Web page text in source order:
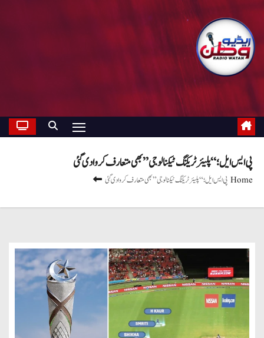
پی ایس ایل؛ “پلیئر ٹریکنگ ٹیکنالوجی” بھی متعارف کروادی گئی
Homeپی ایس ایل؛ “پلیئر ٹریکنگ ٹیکنالوجی” بھی متعارف کروادی گئی